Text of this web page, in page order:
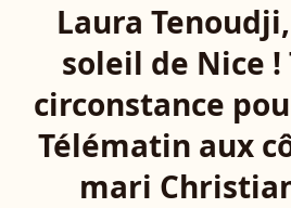
Laura
soleil de Nice !
circonstance
Télématin aux
mari